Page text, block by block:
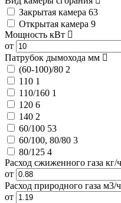
Закрытая камера 63
Открытая камера 9
Мощность кВт
от
Патрубок дымохода мм
(60-100)/80 2
110 1
110/160 1
120 6
140 2
60/100 53
60/100, 80/80 3
80/125 4
Расход сжиженного газа кг/ч
от
Расход природного газа м3/ч
от